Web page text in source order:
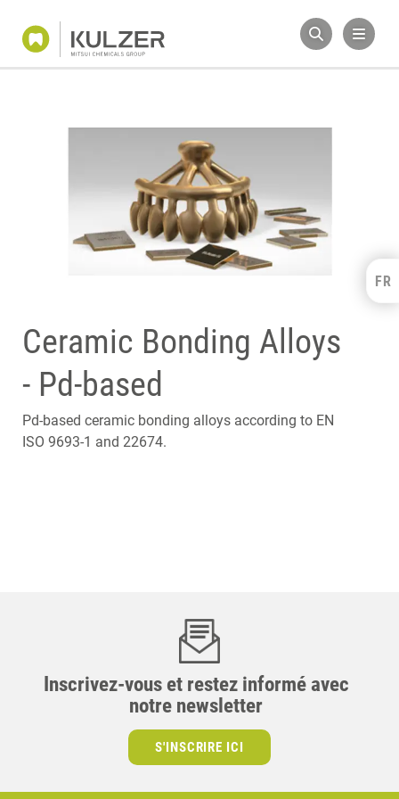
FR
NEDERLANDS
Ceramic Bonding Alloys
- Pd-based
Pd-based ceramic bonding alloys according to EN
ISO 9693-1 and 22674.
Inscrivez-vous et restez informé avec
notre newsletter
S'INSCRIRE ICI